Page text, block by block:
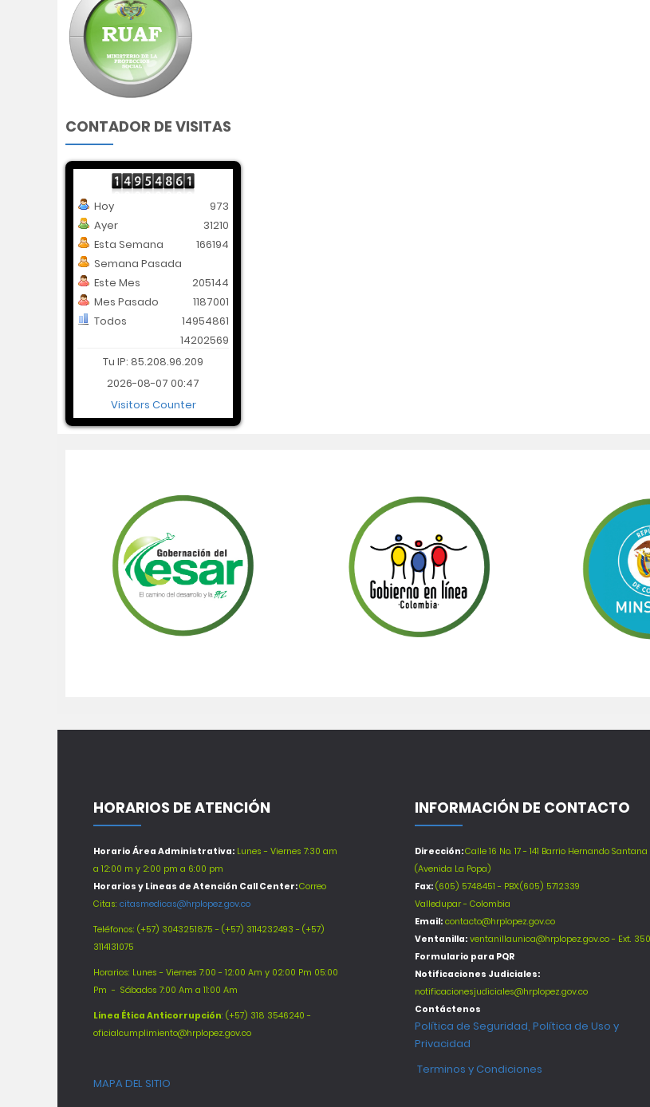
CONTADOR DE VISITAS
Hoy
Ayer
Esta Semana
Semana Pasada
Este Mes
Mes Pasado
Todos
973
31210
166194
14202569
205144
1187001
14954861
Tu IP: 85.208.96.209
2026-08-07 00:47
Visitors Counter
HORARIOS DE ATENCIÓN
Horario Área Administrativa: Lunes - Viernes 7:30 am
a 12:00 m y 2:00 pm a 6:00 pm
Horarios y Lineas de Atención Call Center:Correo
Citas: citasmedicas@hrplopez.gov.co
Teléfonos: (+57) 3043251875 - (+57) 3114232493 - (+57)
3114131075
Horarios: Lunes - Viernes 7:00 - 12:00 Am y 02:00 Pm 05:00
Pm - Sábados 7:00 Am a 11:00 Am
Línea Ética Anticorrupción: (+57) 318 3546240 -
oficialcumplimiento@hrplopez.gov.co
MAPA DEL SITIO
INFORMACIÓN DE CONTACTO
Dirección:Calle 16 No. 17 - 141 Barrio Hernando Santana
(Avenida La Popa)
Fax: (605) 5748451 - PBX:(605) 5712339
Valledupar - Colombia
Email: contacto@hrplopez.gov.co
Ventanilla: ventanillaunica@hrplopez.gov.co - Ext.
Formulario para PQR
Notificaciones Judiciales:
notificacionesjudiciales@hrplopez.gov.co
Contáctenos
Política de Seguridad, Política de Uso y
Privacidad
Terminos y Condiciones